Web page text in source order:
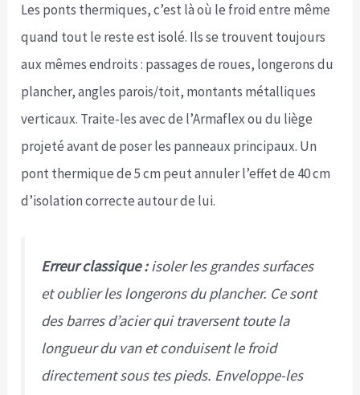
Les ponts thermiques, c’est là où le froid entre même
quand tout le reste est isolé. Ils se trouvent toujours
aux mêmes endroits : passages de roues, longerons du
plancher, angles parois/toit, montants métalliques
verticaux. Traite-les avec de l’Armaflex ou du liège
projeté avant de poser les panneaux principaux. Un
pont thermique de 5 cm peut annuler l’effet de 40 cm
d’isolation correcte autour de lui.
Erreur classique :isoler les grandes surfaces
et oublier les longerons du plancher. Ce sont
des barres d’acier qui traversent toute la
longueur du van et conduisent le froid
directement sous tes pieds. Enveloppe-les